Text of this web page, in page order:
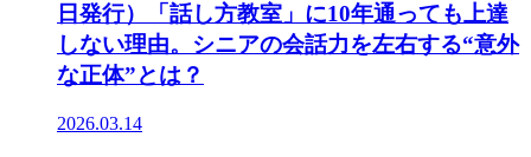
日発行）「話し方教室」に10年通っても上達
しない理由。シニアの会話力を左右する“意外
な正体”とは？
2026.03.14